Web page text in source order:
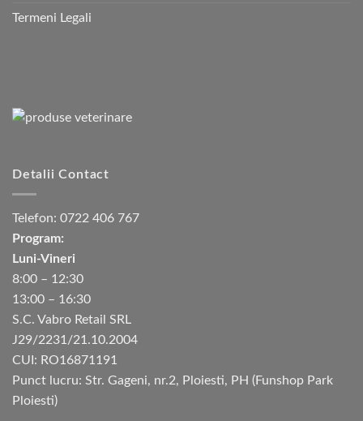
Termeni Legali
Detalii Contact
Telefon: 0722 406 767
Program:
Luni-Vineri
8:00 – 12:30
13:00 – 16:30
S.C. Vabro Retail SRL
J29/2231/21.10.2004
CUI: RO16871191
Punct lucru: Str. Gageni, nr.2, Ploiesti, PH (Funshop Park
Ploiesti)